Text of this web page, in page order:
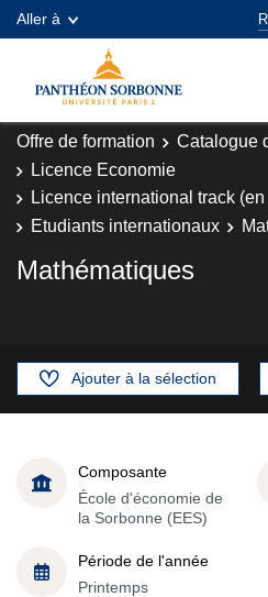
Aller à
Offre de formation Catalogue
Licence Economie
Licence international track
Etudiants internationaux
Mathématiques
Ajouter à la sélection
Composante
École d'économie de
la Sorbonne (EES)
Période de l'année
Printemps